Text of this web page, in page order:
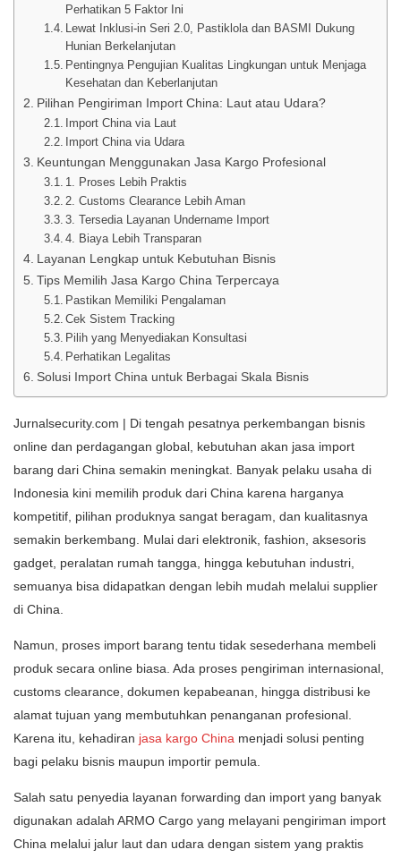
Perhatikan 5 Faktor Ini
Lewat Inklusi-in Seri 2.0, Pastiklola dan BASMI Dukung
Hunian Berkelanjutan
Pentingnya Pengujian Kualitas Lingkungan untuk Menjaga
Kesehatan dan Keberlanjutan
Pilihan Pengiriman Import China: Laut atau Udara?
Import China via Laut
Import China via Udara
Keuntungan Menggunakan Jasa Kargo Profesional
1. Proses Lebih Praktis
2. Customs Clearance Lebih Aman
3. Tersedia Layanan Undername Import
4. Biaya Lebih Transparan
Layanan Lengkap untuk Kebutuhan Bisnis
Tips Memilih Jasa Kargo China Terpercaya
Pastikan Memiliki Pengalaman
Cek Sistem Tracking
Pilih yang Menyediakan Konsultasi
Perhatikan Legalitas
Solusi Import China untuk Berbagai Skala Bisnis
Jurnalsecurity.com | Di tengah pesatnya perkembangan bisnis
online dan perdagangan global, kebutuhan akan jasa import
barang dari China semakin meningkat. Banyak pelaku usaha di
Indonesia kini memilih produk dari China karena harganya
kompetitif, pilihan produknya sangat beragam, dan kualitasnya
semakin berkembang. Mulai dari elektronik, fashion, aksesoris
gadget, peralatan rumah tangga, hingga kebutuhan industri,
semuanya bisa didapatkan dengan lebih mudah melalui supplier
di China.
Namun, proses import barang tentu tidak sesederhana membeli
produk secara online biasa. Ada proses pengiriman internasional,
customs clearance, dokumen kepabeanan, hingga distribusi ke
alamat tujuan yang membutuhkan penanganan profesional.
Karena itu, kehadiran jasa kargo China menjadi solusi penting
bagi pelaku bisnis maupun importir pemula.
Salah satu penyedia layanan forwarding dan import yang banyak
digunakan adalah ARMO Cargo yang melayani pengiriman import
China melalui jalur laut dan udara dengan sistem yang praktis